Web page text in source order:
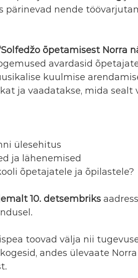
pärinevad nende
õpetamisest Norra
avardasid
kuulmise
ja vaadatakse, mida sealt
ülesehitus
ja lähenemised
õpetajatele ja õpilastele?
10. detsembriks
toovad välja nii
andes ülevaate